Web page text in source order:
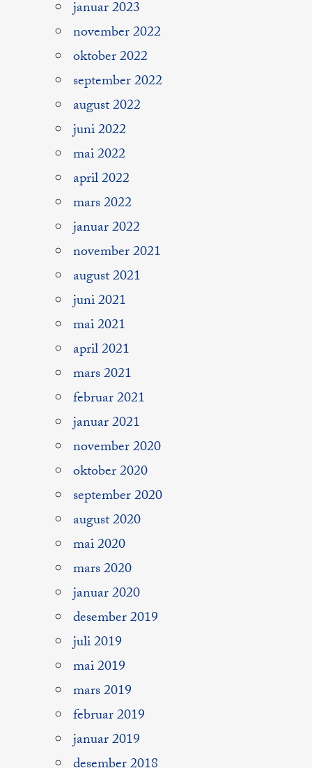
januar 2023
november 2022
oktober 2022
september 2022
august 2022
juni 2022
mai 2022
april 2022
mars 2022
januar 2022
november 2021
august 2021
juni 2021
mai 2021
april 2021
mars 2021
februar 2021
januar 2021
november 2020
oktober 2020
september 2020
august 2020
mai 2020
mars 2020
januar 2020
desember 2019
juli 2019
mai 2019
mars 2019
februar 2019
januar 2019